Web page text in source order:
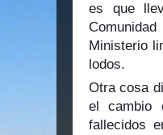
es que
Ministerio
lodos.
Otra cosa
el cambio
fallecidos